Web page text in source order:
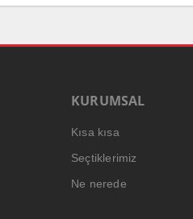
KURUMSAL
Kısa kısa
Seçtiklerimiz
Ne nerede